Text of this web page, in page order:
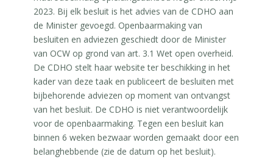
2023. Bij elk besluit is het advies van de CDHO aan
de Minister gevoegd. Openbaarmaking van
besluiten en adviezen geschiedt door de Minister
van OCW op grond van art. 3.1 Wet open overheid.
De CDHO stelt haar website ter beschikking in het
kader van deze taak en publiceert de besluiten met
bijbehorende adviezen op moment van ontvangst
van het besluit. De CDHO is niet verantwoordelijk
voor de openbaarmaking. Tegen een besluit kan
binnen 6 weken bezwaar worden gemaakt door een
belanghebbende (zie de datum op het besluit).